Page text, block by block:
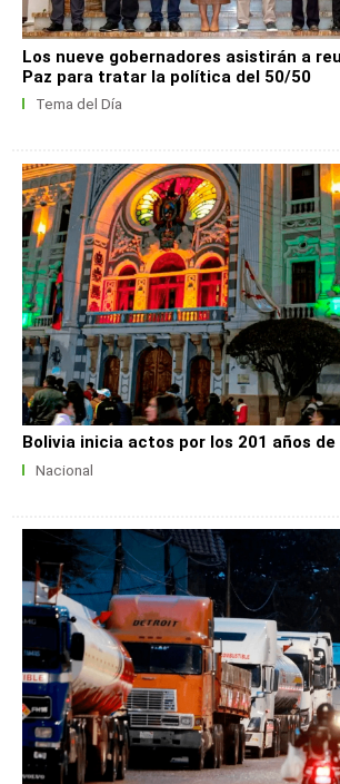
Los nueve gobernadores asistirán a
Paz para tratar la política del 50/50
Tema del Día
Bolivia inicia actos por los 201 años
Nacional